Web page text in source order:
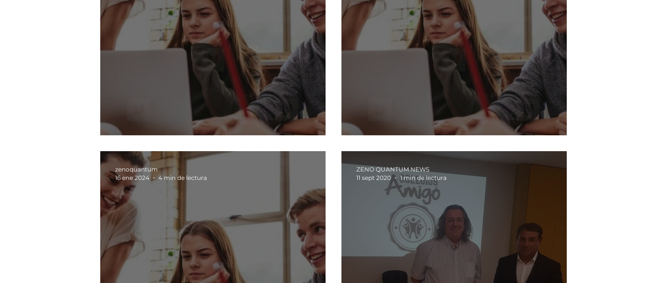
Te mereces respeto Te mereces respeto
zenoquantum
16 ene 2024
4 min de lectura
ZENO QUANTUM NEWS
11 sept 2020
1 min de lectura